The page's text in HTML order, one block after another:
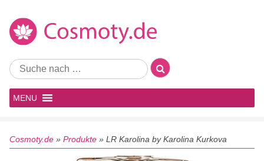
MENU
Cosmoty.de » Produkte » LR Karolina by Karolina Kurkova